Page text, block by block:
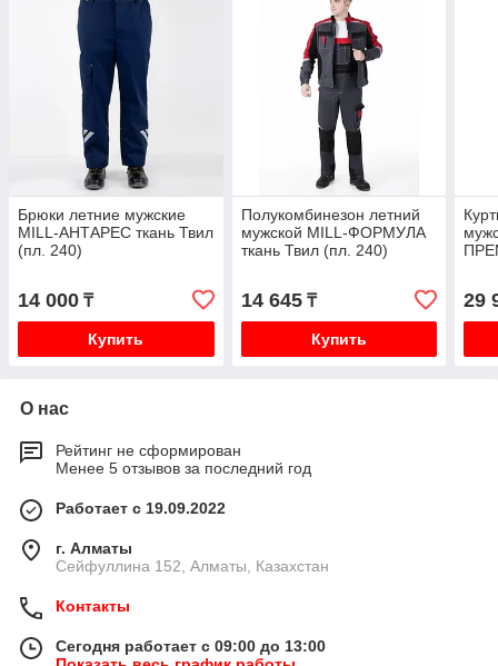
Брюки летние мужские
MILL-АНТАРЕС ткань Твил
(пл. 240)
14 000 ₸
Купить
Полукомбинезон летний
мужской MILL-ФОРМУЛА
ткань Твил (пл. 240)
14 645₸
Купить
29
О нас
Рейтинг не сформирован
Менее 5 отзывов за последний год
Работает с 19.09.2022
г. Алматы
Сейфуллина 152, Алматы, Казахстан
Контакты
Сегодня работает с 09:00 до 13:00